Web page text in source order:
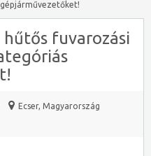
fuvarozási
Ecser, Magyarország